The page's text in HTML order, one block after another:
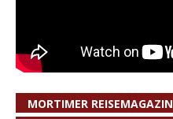
MORTIMER